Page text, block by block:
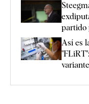
partido
Así es